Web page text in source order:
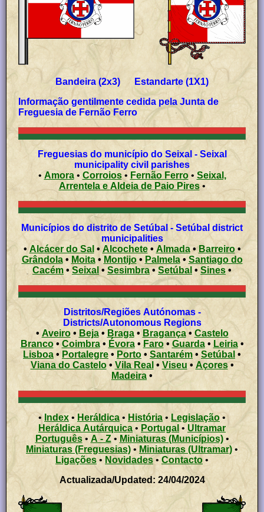
Bandeira (2x3) Estandarte (1X1)
Informação gentilmente cedida pela Junta de
Freguesia de Fernão Ferro
Freguesias do município do Seixal - Seixal
municipality civil parishes
• Amora• Corroios• Fernão Ferro• Seixal,
Arrentela e Aldeia de Paio Pires•
Municípios do distrito de Setúbal - Setúbal district
municipalities
• Alcácer do Sal • Alcochete• Almada• Barreiro•
Grândola• Moita• Montijo• Palmela• Santiago do
Cacém •Seixal • Sesimbra•Setúbal • Sines•
Distritos/Regiões Autónomas -
Districts/Autonomous Regions
• Aveiro• Beja•Braga• Bragança• Castelo
Branco• Coimbra• Évora•Faro• Guarda• Leiria•
Lisboa • Portalegre • Porto • Santarém • Setúbal •
Viana do Castelo• Vila Real • Viseu • Açores•
Madeira •
• Index• Heráldica • História • Legislação•
Heráldica Autárquica • Portugal • Ultramar
Português• A - Z• Miniaturas (Municípios)•
Miniaturas (Freguesias) • Miniaturas (Ultramar)•
Ligações • Novidades • Contacto •
Actualizada/Updated: 24/04/2024